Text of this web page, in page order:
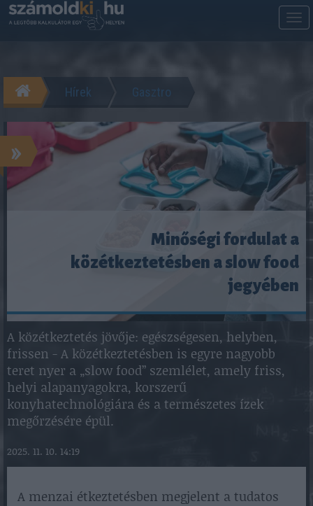
Hírek Gasztro
»
Minőségi fordulat a
közétkeztetésben a slow food
jegyében
A közétkeztetés jövője: egészségesen, helyben,
frissen - A közétkeztetésben is egyre nagyobb
teret nyer a „slow food” szemlélet, amely friss,
helyi alapanyagokra, korszerű
konyhatechnológiára és a természetes ízek
megőrzésére épül.
2025. 11. 10. 14:19
A menzai étkeztetésben megjelent a tudatos